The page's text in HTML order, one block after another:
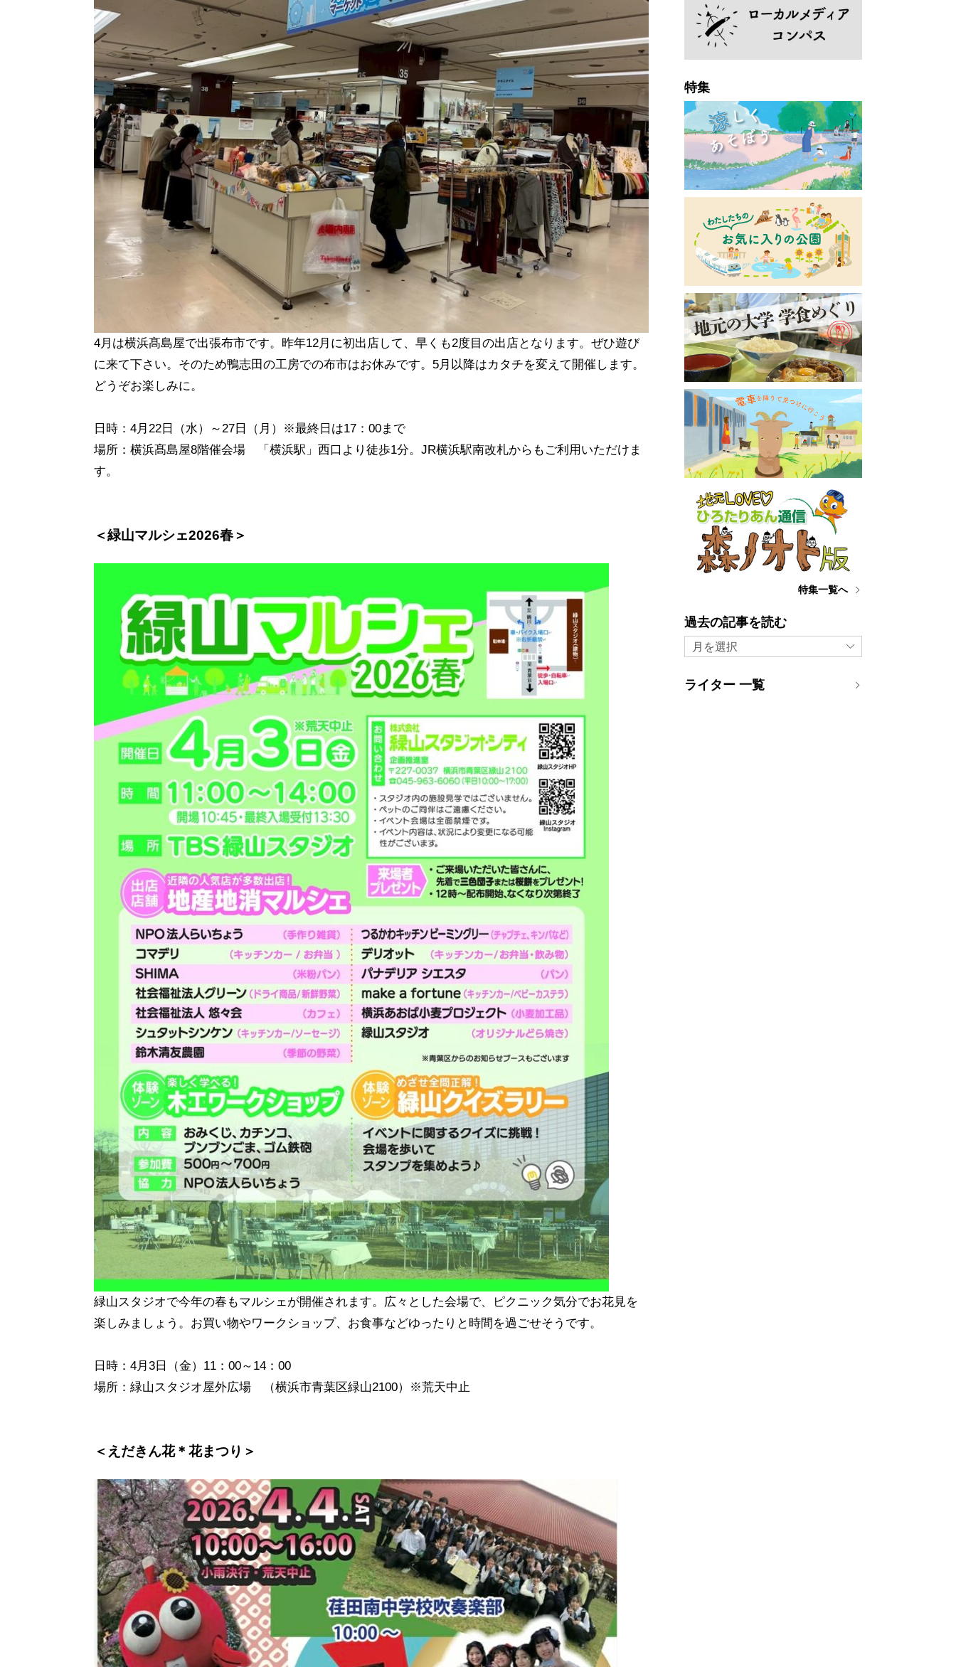
4月は横浜髙島屋で出張布市です。昨年12月に初出店して、早くも2度目の出店となります。ぜひ遊び
に来て下さい。そのため鴨志田の工房での布市はお休みです。5月以降はカタチを変えて開催します。
どうぞお楽しみに。
日時：4月22日（水）～27日（月）※最終日は17：00まで
場所：横浜髙島屋8階催会場 「横浜駅」西口より徒歩1分。JR横浜駅南改札からもご利用いただけま
す。
＜緑山マルシェ2026春＞
緑山スタジオで今年の春もマルシェが開催されます。広々とした会場で、ピクニック気分でお花見を
楽しみましょう。お買い物やワークショップ、お食事などゆったりと時間を過ごせそうです。
日時：4月3日（金）11：00～14：00
場所：緑山スタジオ屋外広場 （横浜市青葉区緑山2100）※荒天中止
＜えだきん花＊花まつり＞
特集
特集一覧へ
過去の記事を読む
月を選択
ライター 一覧